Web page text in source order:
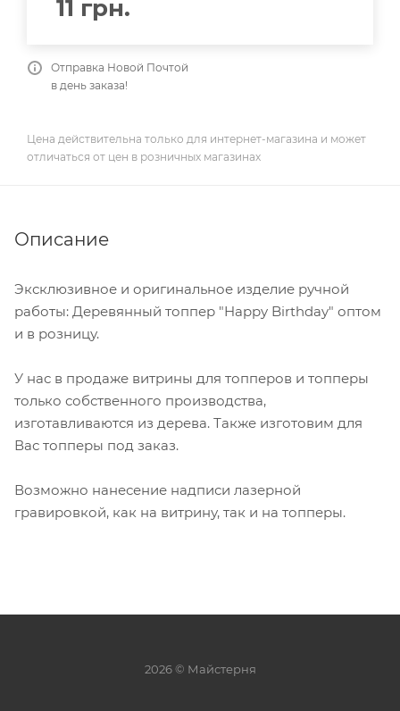
11 грн.
Отправка Новой Почтой
в день заказа!
Цена действительна только для интернет-магазина и может
отличаться от цен в розничных магазинах
Описание
Эксклюзивное и оригинальное изделие ручной
работы: Деревянный топпер "Happy Birthday" оптом
и в розницу.
У нас в продаже витрины для топперов и топперы
только собственного производства,
изготавливаются из дерева. Также изготовим для
Вас топперы под заказ.
Возможно нанесение надписи лазерной
гравировкой, как на витрину, так и на топперы.
2026 © Майстерня